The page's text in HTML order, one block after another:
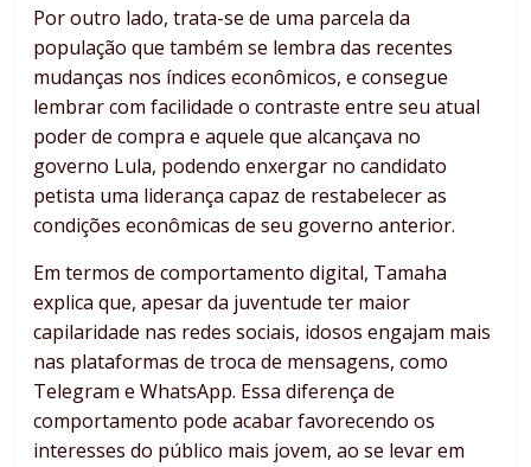
Por outro lado, trata-se de uma parcela da
população que também se lembra das recentes
mudanças nos índices econômicos, e consegue
lembrar com facilidade o contraste entre seu atual
poder de compra e aquele que alcançava no
governo Lula, podendo enxergar no candidato
petista uma liderança capaz de restabelecer as
condições econômicas de seu governo anterior.
Em termos de comportamento digital, Tamaha
explica que, apesar da juventude ter maior
capilaridade nas redes sociais, idosos engajam mais
nas plataformas de troca de mensagens, como
Telegram e WhatsApp. Essa diferença de
comportamento pode acabar favorecendo os
interesses do público mais jovem, ao se levar em